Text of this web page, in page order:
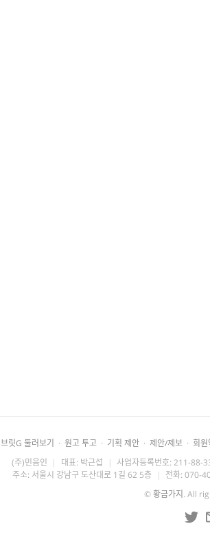
브릿G 둘러보기 · 원고 투고 · 기획 제안 · 제안/제보 · 회원
(주)민음인 | 대표: 박근섭 | 사업자등록번호: 211-88-
주소: 서울시 강남구 도산대로 1길 62 5층 | 전화: 070-
©황금가지 . All